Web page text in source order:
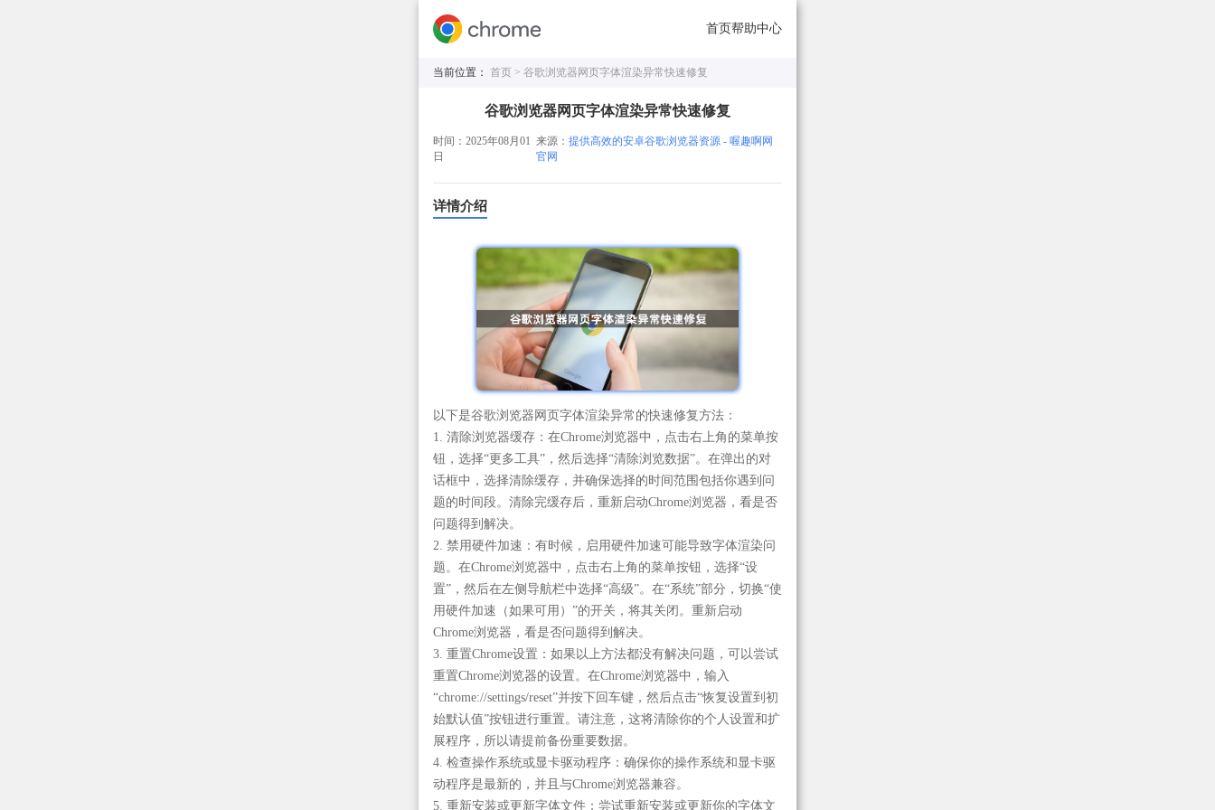
首页帮助中心
当前位置： 首页 > 谷歌浏览器网页字体渲染异常快速修复
谷歌浏览器网页字体渲染异常快速修复
时间：2025年08月01
日
来源：提供高效的安卓谷歌浏览器资源 - 喔趣啊网
官网
详情介绍
以下是谷歌浏览器网页字体渲染异常的快速修复方法：
1. 清除浏览器缓存：在Chrome浏览器中，点击右上角的菜单按
钮，选择“更多工具”，然后选择“清除浏览数据”。在弹出的对
话框中，选择清除缓存，并确保选择的时间范围包括你遇到问
题的时间段。清除完缓存后，重新启动Chrome浏览器，看是否
问题得到解决。
2. 禁用硬件加速：有时候，启用硬件加速可能导致字体渲染问
题。在Chrome浏览器中，点击右上角的菜单按钮，选择“设
置”，然后在左侧导航栏中选择“高级”。在“系统”部分，切换“使
用硬件加速（如果可用）”的开关，将其关闭。重新启动
Chrome浏览器，看是否问题得到解决。
3. 重置Chrome设置：如果以上方法都没有解决问题，可以尝试
重置Chrome浏览器的设置。在Chrome浏览器中，输入
“chrome://settings/reset”并按下回车键，然后点击“恢复设置到初
始默认值”按钮进行重置。请注意，这将清除你的个人设置和扩
展程序，所以请提前备份重要数据。
4. 检查操作系统或显卡驱动程序：确保你的操作系统和显卡驱
动程序是最新的，并且与Chrome浏览器兼容。
5. 重新安装或更新字体文件：尝试重新安装或更新你的字体文